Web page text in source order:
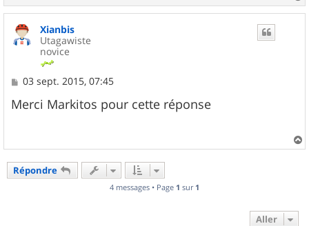
a
u
Xianbis
Utagawiste
novice
M
s
s
e
03 sept. 2015, 07:45
Merci Markitos pour cette réponse
a
Répondre
4 messages • Page 1 sur 1
Aller